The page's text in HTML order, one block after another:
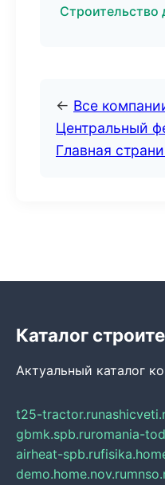
Строительство
← Все
Центральный
Главная
Каталог
Актуальный каталог
t25-tractor.ru
gbmk.spb.ruromania-
airheat-spb.ru
demo.home.nov.ru